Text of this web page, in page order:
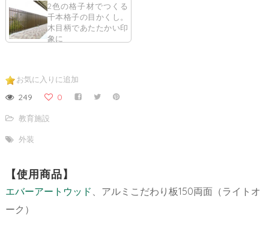
2色の格子材でつくる
千本格子の目かくし。
木目柄であたたかい印
象に
お気に入りに追加
249 0
教育施設
外装
【使用商品】
エバーアートウッド 、アルミこだわり板150両面（ライトオ
ーク）